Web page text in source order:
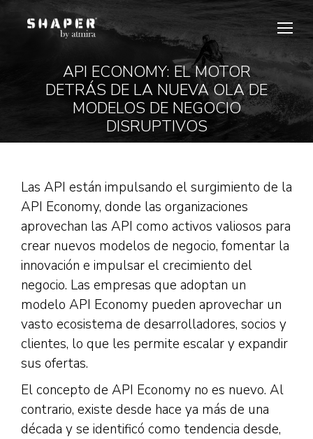
API ECONOMY: EL MOTOR
DETRÁS DE LA NUEVA OLA DE
MODELOS DE NEGOCIO
DISRUPTIVOS
Estás aquí:
Las API están impulsando el surgimiento de la
API Economy, donde las organizaciones
aprovechan las API como activos valiosos para
crear nuevos modelos de negocio, fomentar la
innovación e impulsar el crecimiento del
negocio. Las empresas que adoptan un
modelo API Economy pueden aprovechar un
vasto ecosistema de desarrolladores, socios y
clientes, lo que les permite escalar y expandir
sus ofertas.
El concepto de API Economy no es nuevo. Al
contrario, existe desde hace ya más de una
década y se identificó como tendencia desde,